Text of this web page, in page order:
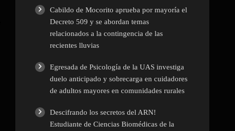
Cabildo de Mocorito aprueba por mayoría el
Decreto 509 y se abordan temas
relacionados a la contingencia de las
recientes lluvias
Egresada de Psicología de la UAS investiga
duelo anticipado y sobrecarga en cuidadores
de adultos mayores en comunidades rurales
Descifrando los secretos del ARN!
Estudiante de Ciencias Biomédicas de la